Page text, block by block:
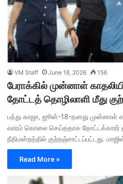
VM Staff June 18, 2026 156
பேராக்கில் முன்னாள்
தோட்டத் தொழிலாளி மீது
பத்து காஜா, ஜூன்-18-தனது முன்னாள்
வாரம் கொலை செய்ததாக தோட்டக்காரர்
நீதிமன்றத்தில் குற்றஞ்சாட்டப்பட்டது.
Read More »